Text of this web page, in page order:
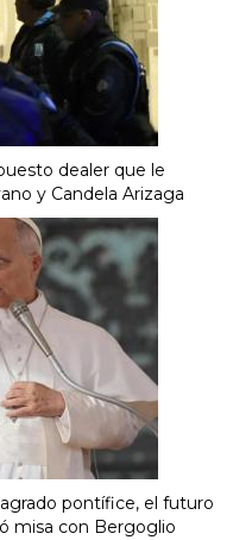
dealer que le
y Candela Arizaga
pontífice, el futuro
misa con Bergoglio